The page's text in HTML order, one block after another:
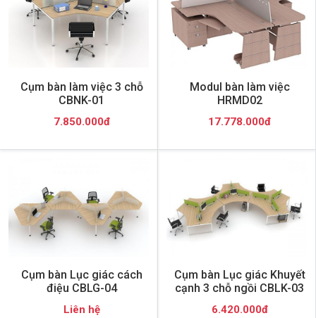
Cụm bàn làm việc 3 chỗ
CBNK-01
7.850.000đ
Modul bàn làm việc
HRMD02
17.778.000đ
Cụm bàn Lục giác cách
điệu CBLG-04
Liên hệ
Cụm bàn Lục giác Khuyết
cạnh 3 chỗ ngồi CBLK-03
6.420.000đ